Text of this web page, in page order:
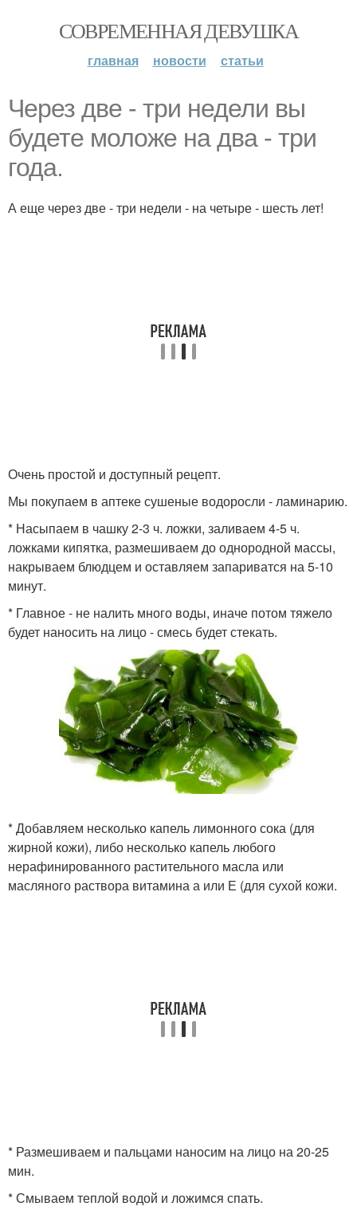
СОВРЕМЕННАЯ ДЕВУШКА
главная новости статьи
Через две - три недели вы
будете моложе на два - три
года.
А еще через две - три недели - на четыре - шесть лет!
Очень простой и доступный рецепт.
Мы покупаем в аптеке сушеные водоросли - ламинарию.
* Насыпаем в чашку 2-3 ч. ложки, заливаем 4-5 ч.
ложками кипятка, размешиваем до однородной массы,
накрываем блюдцем и оставляем запариватся на 5-10
минут.
* Главное - не налить много воды, иначе потом тяжело
будет наносить на лицо - смесь будет стекать.
* Добавляем несколько капель лимонного сока (для
жирной кожи), либо несколько капель любого
нерафинированного растительного масла или
масляного раствора витамина а или Е (для сухой кожи.
* Размешиваем и пальцами наносим на лицо на 20-25
мин.
* Смываем теплой водой и ложимся спать.